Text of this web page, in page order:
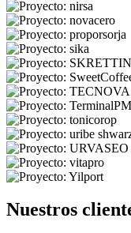
Nuestros